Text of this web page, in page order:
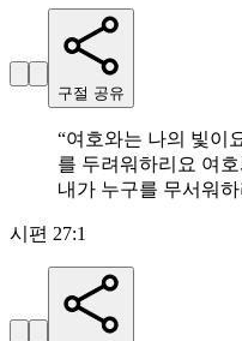
구절 공유
“여호와는 나의 빛이
를 두려워하리요 여
내가 누구를 무서워
시편 27:1